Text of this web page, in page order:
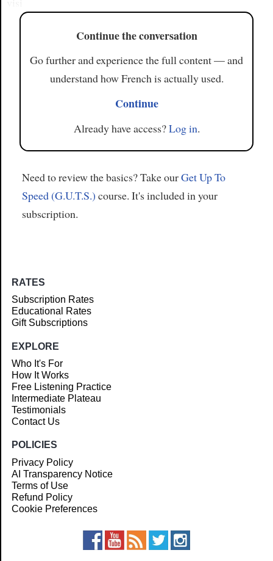
Continue the conversation
Go further and experience the full content — and
understand how French is actually used.
Continue
Already have access?Log in.
Need to review the basics? Take ourGet Up To
Speed (G.U.T.S.) course. It's included in your
subscription.
RATES
Subscription Rates
Educational Rates
Gift Subscriptions
EXPLORE
Who It's For
How It Works
Free Listening Practice
Intermediate Plateau
Testimonials
Contact Us
POLICIES
Privacy Policy
AI Transparency Notice
Terms of Use
Refund Policy
Cookie Preferences